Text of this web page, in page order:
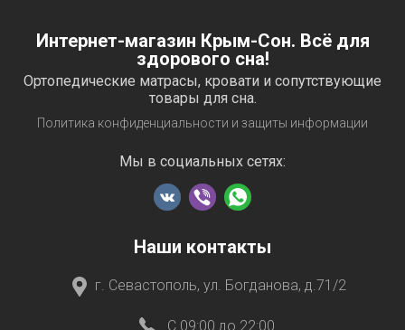
Интернет-магазин Крым-Сон. Всё для
здорового сна!
Ортопедические матрасы, кровати и сопутствующие
товары для сна.
Политика конфиденциальности и защиты информации
Мы в социальных сетях:
Наши контакты
г. Севастополь, ул. Богданова, д.71/2
C 09:00 до 22:00